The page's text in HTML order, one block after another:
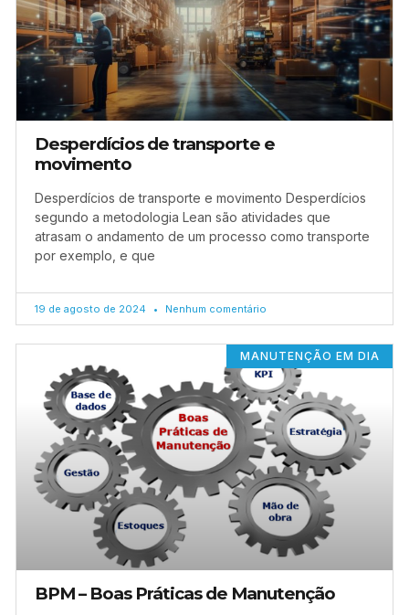
Desperdícios de transporte e
movimento
Desperdícios de transporte e movimento Desperdícios
segundo a metodologia Lean são atividades que
atrasam o andamento de um processo como transporte
por exemplo, e que
19 de agosto de 2024 Nenhum comentário
MANUTENÇÃO EM DIA
BPM – Boas Práticas de Manutenção